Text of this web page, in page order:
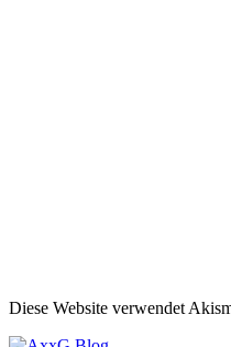
Diese Website verwendet